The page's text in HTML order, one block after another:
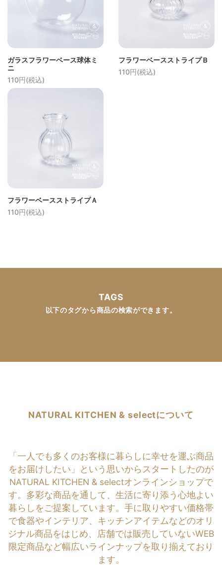
ガラスフラワーベース球体ミ
ニ
110円(税込)
フラワーベースストライプＢ
110円(税込)
フラワーベースストライプＡ
110円(税込)
TAGS
以下のタグから商品の検索ができます。
NATURAL KITCHEN & selectについて
「一人でも多くのお客様に暮らしに幸せを運ぶ商品
をお届けしたい」という思いからスタートしたのが
NATURAL KITCHEN & selectオンラインショップで
す。多彩な商品を通して、生活に寄り添う心地よい
暮らしをご提案しています。手に取りやすい価格帯
で食器やインテリア、キッチンアイテムなどのオリ
ジナル商品をはじめ、店舗では販売していないWEB
限定商品など幅広いラインナップを取り揃えており
ます。